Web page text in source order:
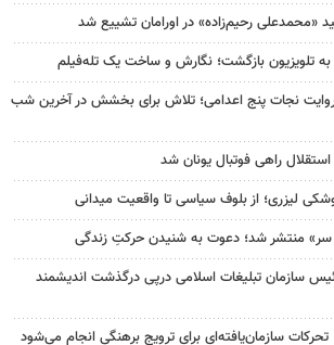
«محمدعلی رحیم‌زاده» در اورامان تشییع شد
به تلویزیون بازگشت؛ نگارش و ساخت یک تله‌فیلم
نجات پنج اعدامی؛ تلاش برای بخشش در آخرین شب
راهی فوتبال یونان شد
لیزری؛ از بلوف سیاسی تا واقعیت میدانی
سر» منتشر شد؛ دعوت به شنیدن حرکتِ زندگی
سازمان تبلیغات اسلامی درپی درگذشت اندیشمند
سازمان‌یافته‌ای برای ترویج برهنگی انجام می‌شود